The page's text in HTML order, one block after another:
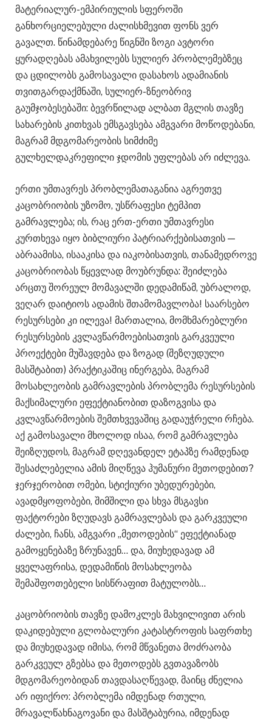
მატერიალურ-ემპირიულის სფეროში
განხორციელებული ძალისხმევით ფონს ვერ
გავალთ. წინამდებარე წიგნში ზოგი ავტორი
ყურადღებას ამახვილებს სულიერ პრობლემებზეც
და ცდილობს გამოსავალი დასახოს ადამიანის
თვითგარდაქმნაში, სულიერ-ზნეობრივ
გაუმჯობესებაში: ბევრწილად ალბათ მგლის თავზე
სახარების კითხვას ემსგავსება ამგვარი მოწოდებანი,
მაგრამ მდგომარეობის სიმძიმე
გულხელდაკრეფილი ჯდომის უფლებას არ იძლევა.
ერთი უმთავრეს პრობლემათაგანია აგრეთვე
კაცობრიობის უზომო, უსწრაფესი ტემპით
გამრავლება; ის, რაც ერთ-ერთი უმთავრესი
კურთხევა იყო ბიბლიური პატრიარქებისათვის —
აბრაამისა, ისააკისა და იაკობისათვის, თანამედროვე
კაცობრიობას წყევლად მოუბრუნდა: შეიძლება
არცთუ შორეულ მომავალში დედამიწამ, უბრალოდ,
ვეღარ დაიტიოს ადამის შთამომავლობა! საარსებო
რესურსები კი ილევა! მართალია, მომხმარებლური
რესურსების კვლავწარმოებისათვის გარკვეული
პროექტები მუშავდება და ზოგად (შეზღუდული
მასშტაბით) პრაქტიკაშიც ინერგება, მაგრამ
მოსახლეობის გამრავლების პრობლემა რესურსების
მაქსიმალური ეფექტიანობით დაზოგვისა და
კვლავწარმოების შემთხვევაშიც გადაუჭრელი რჩება.
აქ გამოსავალი მხოლოდ ისაა, რომ გამრავლება
შეიზღუდოს, მაგრამ დღევანდელ ეტაპზე რამდენად
შესაძლებელია ამის მიღწევა ჰუმანური მეთოდებით?
ჯერჯერობით ომები, სტიქიური უბედურებები,
ავადმყოფობები, შიმშილი და სხვა მსგავსი
ფაქტორები ზღუდავს გამრავლებას და გარკვეული
ძალები, ჩანს, ამგვარი „მეთოდების“ ეფექტიანად
გამოყენებაზე ზრუნავენ… და, მიუხედავად ამ
ყველაფრისა, დედამიწის მოსახლეობა
შემაშფოთებელი სისწრაფით მატულობს…
კაცობრიობის თავზე დამოკლეს მახვილივით არის
დაკიდებული გლობალური კატასტროფის საფრთხე
და მიუხედავად იმისა, რომ მწვანეთა მოძრაობა
გარკვეულ გზებსა და მეთოდებს გვთავაზობს
მდგომარეობიდან თავდასაღწევად, მაინც ძნელია
არ იფიქრო: პრობლემა იმდენად რთული,
მრავალწახნაგოვანი და მასშტაბურია, იმდენად